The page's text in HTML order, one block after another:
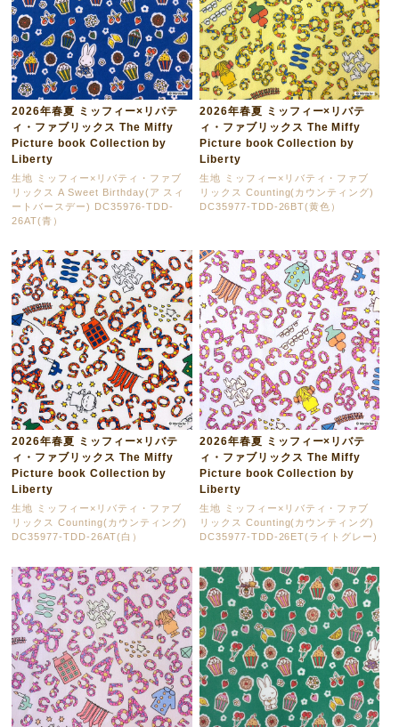
2026年春夏 ミッフィー×リバテ
ィ・ファブリックス The Miffy
Picture book Collection by
Liberty
生地 ミッフィー×リバティ・ファブ
リックス A Sweet Birthday(ア スィ
ートバースデー) DC35976-TDD-
26AT(青）
2026年春夏 ミッフィー×リバテ
ィ・ファブリックス The Miffy
Picture book Collection by
Liberty
生地 ミッフィー×リバティ・ファブ
リックス Counting(カウンティング)
DC35977-TDD-26BT(黄色）
2026年春夏 ミッフィー×リバテ
ィ・ファブリックス The Miffy
Picture book Collection by
Liberty
生地 ミッフィー×リバティ・ファブ
リックス Counting(カウンティング)
DC35977-TDD-26AT(白）
2026年春夏 ミッフィー×リバテ
ィ・ファブリックス The Miffy
Picture book Collection by
Liberty
生地 ミッフィー×リバティ・ファブ
リックス Counting(カウンティング)
DC35977-TDD-26ET(ライトグレー)